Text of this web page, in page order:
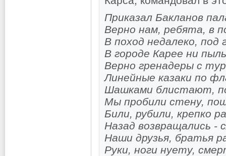
Приказал Бакланов
Верно нам, ребята, в
В поход недалеко, под
В городе Карее ни
Верно гренадеры с
Линейные казаки по
Шашками блистают,
Мы пробили стену,
Били, рубили, крепко
Назад возвращались -
Наши друзья, братья
Руки, ноги нуету,